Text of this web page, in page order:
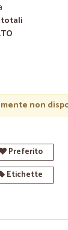
totali
non
Preferito
Etichette